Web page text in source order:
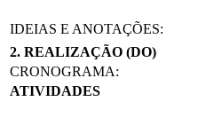
IDEIAS E ANOTAÇÕES:
2. REALIZAÇÃO (DO)
CRONOGRAMA:
ATIVIDADES